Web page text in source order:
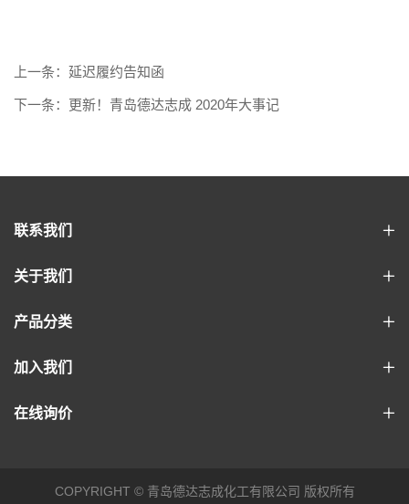
上一条：延迟履约告知函
下一条：更新！青岛德达志成 2020年大事记
联系我们
关于我们
产品分类
加入我们
在线询价
COPYRIGHT © 青岛德达志成化工有限公司 版权所有